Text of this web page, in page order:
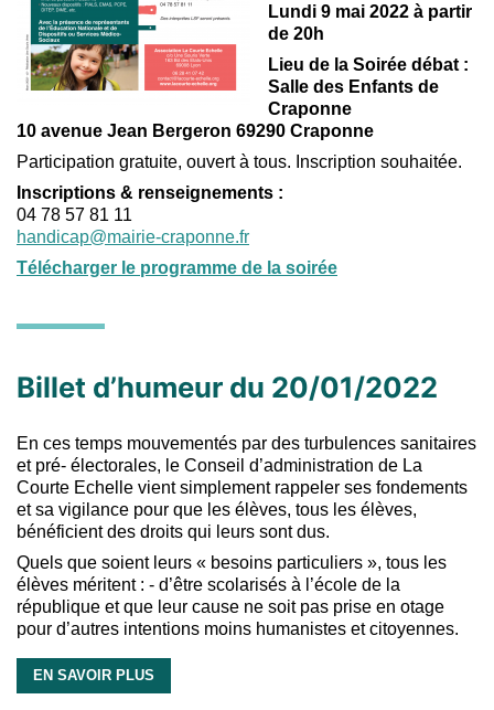
Lundi 9 mai 2022 à partir
de 20h
Lieu de la Soirée débat :
Salle des Enfants de
Craponne
10 avenue Jean Bergeron 69290 Craponne
Participation gratuite, ouvert à tous. Inscription souhaitée.
Inscriptions & renseignements :
04 78 57 81 11
handicap@mairie-craponne.fr
Télécharger le programme de la soirée
Billet d’humeur du 20/01/2022
En ces temps mouvementés par des turbulences sanitaires
et pré- électorales, le Conseil d’administration de La
Courte Echelle vient simplement rappeler ses fondements
et sa vigilance pour que les élèves, tous les élèves,
bénéficient des droits qui leurs sont dus.
Quels que soient leurs « besoins particuliers », tous les
élèves méritent : - d’être scolarisés à l’école de la
république et que leur cause ne soit pas prise en otage
pour d’autres intentions moins humanistes et citoyennes.
EN SAVOIR PLUS